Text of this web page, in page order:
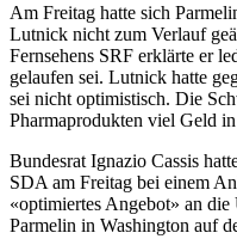
Am Freitag hatte sich
Lutnick nicht zum Verlauf
Fernsehens SRF erklärte er
gelaufen sei. Lutnick hatte
sei nicht optimistisch. Die
Pharmaprodukten viel Geld
Bundesrat Ignazio Cassis
SDA am Freitag bei einem
«optimiertes Angebot» an die
Parmelin in Washington auf